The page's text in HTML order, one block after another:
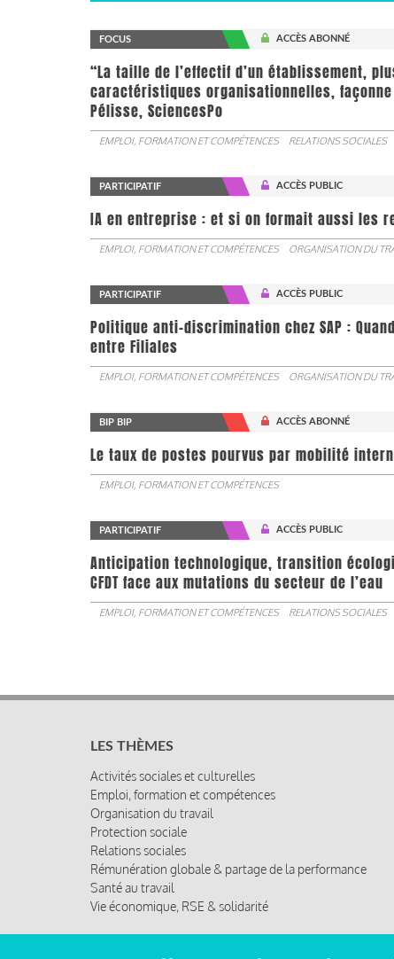
FOCUS ACCÈS ABONNÉ
“La taille de l’effectif d’un établissement,
caractéristiques organisationnelles,
Pélisse, SciencesPo
EMPLOI, FORMATION ET COMPÉTENCES RELATIONS SOCIALES
PARTICIPATIF ACCÈS PUBLIC
IA en entreprise : et si on formait aussi les
EMPLOI, FORMATION ET COMPÉTENCES ORGANISATION DU
PARTICIPATIF ACCÈS PUBLIC
Politique anti-discrimination chez SAP :
entre Filiales
EMPLOI, FORMATION ET COMPÉTENCES ORGANISATION DU
BIP BIP ACCÈS ABONNÉ
Le taux de postes pourvus par mobilité
EMPLOI, FORMATION ET COMPÉTENCES
PARTICIPATIF ACCÈS PUBLIC
Anticipation technologique, transition
CFDT face aux mutations du secteur de l’eau
EMPLOI, FORMATION ET COMPÉTENCES RELATIONS SOCIALES
LES THÈMES
Activités sociales et culturelles
Emploi, formation et compétences
Organisation du travail
Protection sociale
Relations sociales
Rémunération globale & partage de la performance
Santé au travail
Vie économique, RSE & solidarité